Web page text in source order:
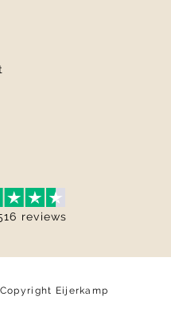
reviews
Eijerkamp